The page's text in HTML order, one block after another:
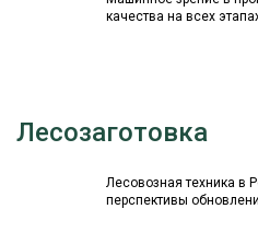
качества на всех
Лесозаготовка
Лесовозная техника в
перспективы